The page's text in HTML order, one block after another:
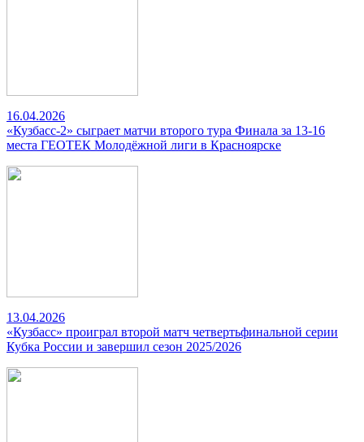
16.04.2026
«Кузбасс-2» сыграет матчи второго тура Финала за 13-16
места ГЕОТЕК Молодёжной лиги в Красноярске
13.04.2026
«Кузбасс» проиграл второй матч четвертьфинальной серии
Кубка России и завершил сезон 2025/2026